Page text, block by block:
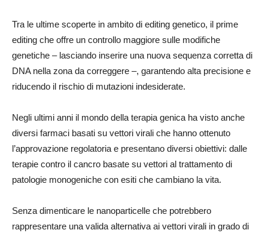
Tra le ultime scoperte in ambito di editing genetico, il prime
editing che offre un controllo maggiore sulle modifiche
genetiche – lasciando inserire una nuova sequenza corretta di
DNA nella zona da correggere –, garantendo alta precisione e
riducendo il rischio di mutazioni indesiderate.
Negli ultimi anni il mondo della terapia genica ha visto anche
diversi farmaci basati su vettori virali che hanno ottenuto
l’approvazione regolatoria e presentano diversi obiettivi: dalle
terapie contro il cancro basate su vettori al trattamento di
patologie monogeniche con esiti che cambiano la vita.
Senza dimenticare le nanoparticelle che potrebbero
rappresentare una valida alternativa ai vettori virali in grado di